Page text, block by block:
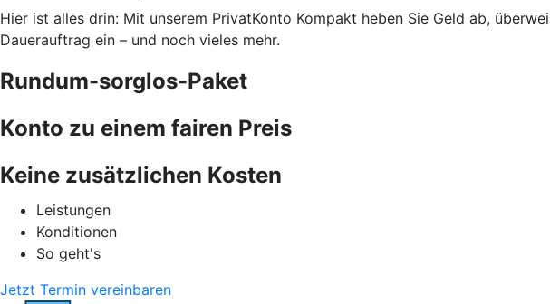
Hier ist alles drin: Mit unserem PrivatKonto Kompakt heben Sie Geld ab,
Dauerauftrag ein – und noch vieles mehr.
Rundum-sorglos-Paket
Konto zu einem fairen Preis
Keine zusätzlichen Kosten
Leistungen
Konditionen
So geht's
Jetzt Termin vereinbaren